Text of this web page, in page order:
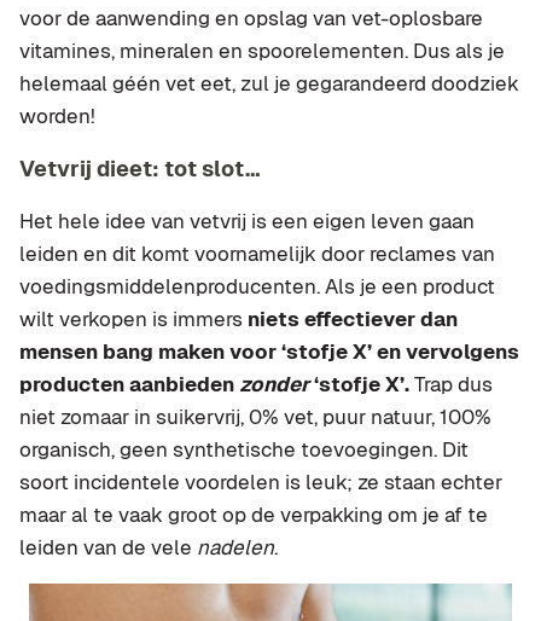
voor de aanwending en opslag van vet-oplosbare
vitamines, mineralen en spoorelementen. Dus als je
helemaal géén vet eet, zul je gegarandeerd doodziek
worden!
Vetvrij dieet: tot slot…
Het hele idee van vetvrij is een eigen leven gaan
leiden en dit komt voornamelijk door reclames van
voedingsmiddelenproducenten. Als je een product
wilt verkopen is immers niets effectiever dan
mensen bang maken voor ‘stofje X’ en vervolgens
producten aanbieden zonder‘stofje X’.Trap dus
niet zomaar in suikervrij, 0% vet, puur natuur, 100%
organisch, geen synthetische toevoegingen. Dit
soort incidentele voordelen is leuk; ze staan echter
maar al te vaak groot op de verpakking om je af te
leiden van de vele nadelen.